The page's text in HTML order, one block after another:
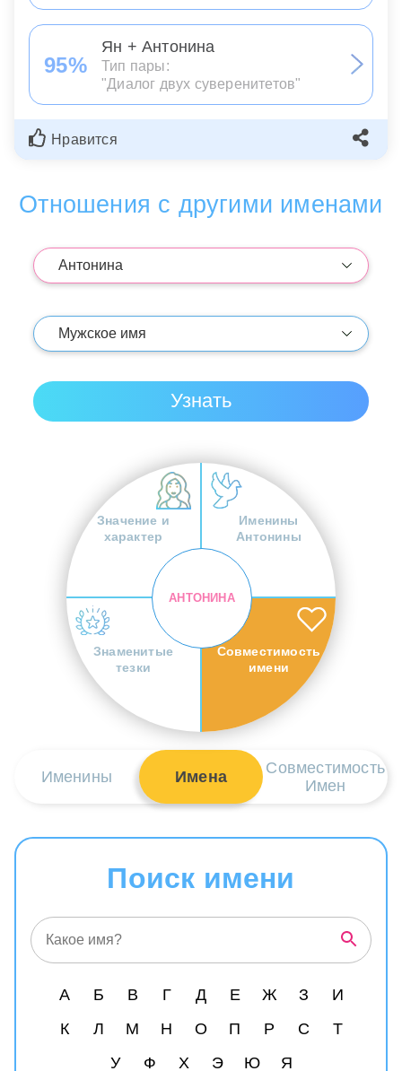
95%
Ян + Антонина
Тип пары:
"Диалог двух суверенитетов"
Нравится
Отношения с другими именами
Значение и
характер
Именины
Антонины
Знаменитые
тезки
Совместимость
имени
АНТОНИНА
Именины Имена
Совместимость
Имен
Поиск имени
А Б В Г Д Е Ж З
И
К
Л М Н О П Р С
Т
У
Ф Х Э Ю Я